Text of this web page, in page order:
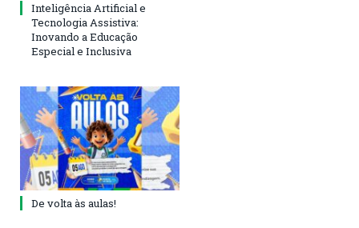
Inteligência Artificial e
Tecnologia Assistiva:
Inovando a Educação
Especial e Inclusiva
De volta às aulas!